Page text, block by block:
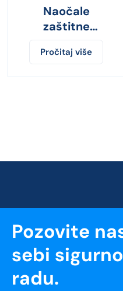
Naočale
zaštitne
THUNDERLUX
tamne
Pročitaj više
Pozovite
sebi
radu.